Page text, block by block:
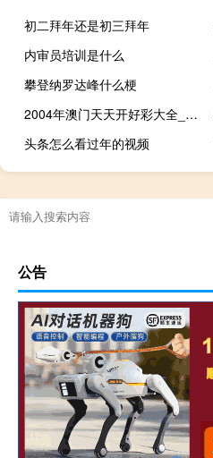
初二拜年还是初三拜年
内审员培训是什么
攀登纳罗达峰什么梗
2004年澳门天天开好彩大全_作答解释落实_安装版v008.147
头条怎么看过年的视频
公告